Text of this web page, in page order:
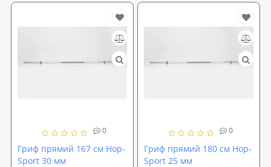
0
Гриф прямий 167 см Hop-
Sport 30 мм
0
Гриф прямий 180 см Hop-
Sport 25 мм